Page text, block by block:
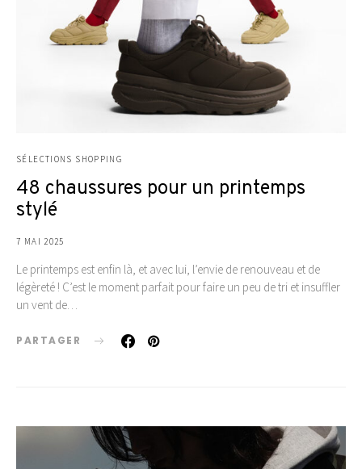
SÉLECTIONS SHOPPING
48 chaussures pour un printemps
stylé
7 MAI 2025
Le printemps est enfin là, et avec lui, l’envie de renouveau et de
légèreté ! C’est le moment parfait pour faire un peu de tri et insuffler
un vent de…
PARTAGER